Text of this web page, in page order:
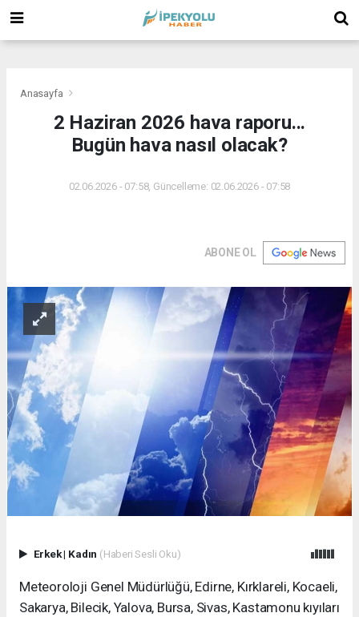
Anasayfa
2 Haziran 2026 hava raporu...
Bugün hava nasıl olacak?
02.06.2026 - 07:58, Güncelleme: 02.06.2026 - 07:58
ABONE OL
Erkek| Kadın (Haberi Sesli Oku)
Meteoroloji Genel Müdürlüğü, Edirne, Kırklareli, Kocaeli,
Sakarya, Bilecik, Yalova, Bursa, Sivas, Kastamonu kıyıları